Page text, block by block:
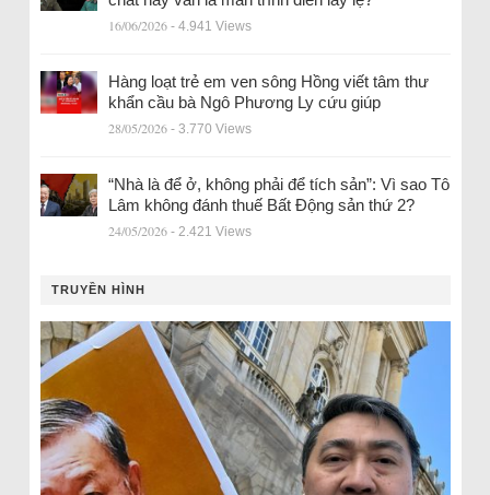
16/06/2026 - 4.941 Views
Hàng loạt trẻ em ven sông Hồng viết tâm thư
khẩn cầu bà Ngô Phương Ly cứu giúp
28/05/2026 - 3.770 Views
“Nhà là để ở, không phải để tích sản”: Vì sao Tô
Lâm không đánh thuế Bất Động sản thứ 2?
24/05/2026 - 2.421 Views
TRUYỀN HÌNH